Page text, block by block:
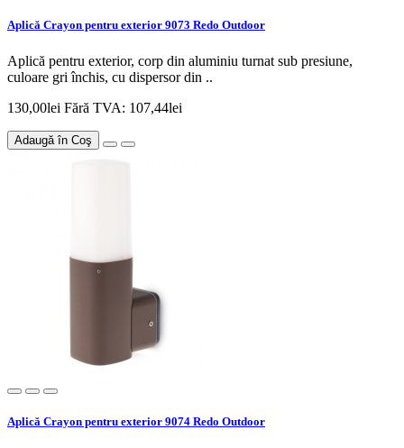
Aplică Crayon pentru exterior 9073 Redo Outdoor
Aplică pentru exterior, corp din aluminiu turnat sub presiune,
culoare gri închis, cu dispersor din ..
130,00lei Fără TVA: 107,44lei
Adaugă în Coş
Aplică Crayon pentru exterior 9074 Redo Outdoor